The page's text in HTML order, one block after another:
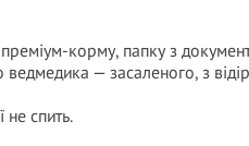
корму, папку з
— засаленого, з
не спить.